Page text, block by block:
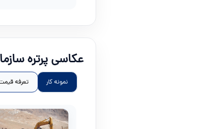
عکاسی پرتره
نمونه کار تعرفه